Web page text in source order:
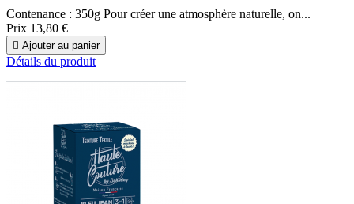
Contenance : 350g Pour créer une atmosphère naturelle, on...
Prix 13,80 €
 Ajouter au panier
Détails du produit